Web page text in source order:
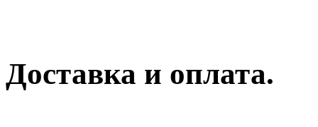
Доставка и оплата.